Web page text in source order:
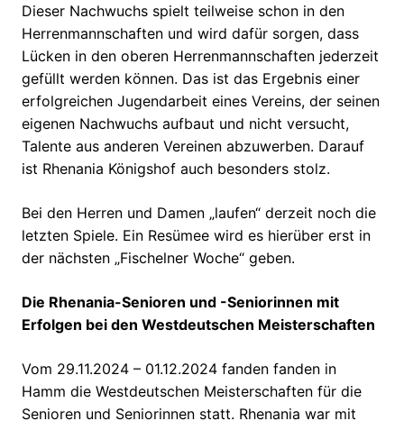
Dieser Nachwuchs spielt teilweise schon in den
Herrenmannschaften und wird dafür sorgen, dass
Lücken in den oberen Herrenmannschaften jederzeit
gefüllt werden können. Das ist das Ergebnis einer
erfolgreichen Jugendarbeit eines Vereins, der seinen
eigenen Nachwuchs aufbaut und nicht versucht,
Talente aus anderen Vereinen abzuwerben. Darauf
ist Rhenania Königshof auch besonders stolz.
Bei den Herren und Damen „laufen“ derzeit noch die
letzten Spiele. Ein Resümee wird es hierüber erst in
der nächsten „Fischelner Woche“ geben.
Die Rhenania-Senioren und -Seniorinnen mit
Erfolgen bei den Westdeutschen Meisterschaften
Vom 29.11.2024 – 01.12.2024 fanden fanden in
Hamm die Westdeutschen Meisterschaften für die
Senioren und Seniorinnen statt. Rhenania war mit